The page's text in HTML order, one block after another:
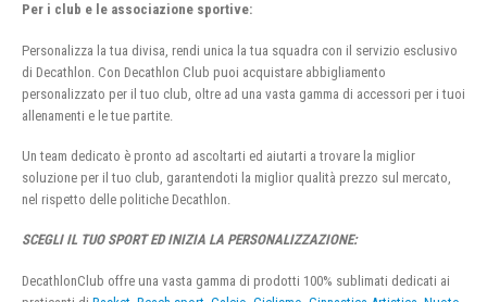
Per i club e le associazione sportive:
Personalizza la tua divisa, rendi unica la tua squadra con il servizio esclusivo
di Decathlon. Con Decathlon Club puoi acquistare abbigliamento
personalizzato per il tuo club, oltre ad una vasta gamma di accessori per i tuoi
allenamenti e le tue partite.
Un team dedicato è pronto ad ascoltarti ed aiutarti a trovare la miglior
soluzione per il tuo club, garantendoti la miglior qualità prezzo sul mercato,
nel rispetto delle politiche Decathlon.
SCEGLI IL TUO SPORT ED INIZIA LA PERSONALIZZAZIONE:
DecathlonClub offre una vasta gamma di prodotti 100% sublimati dedicati ai